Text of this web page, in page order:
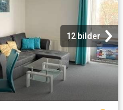
12 bilder